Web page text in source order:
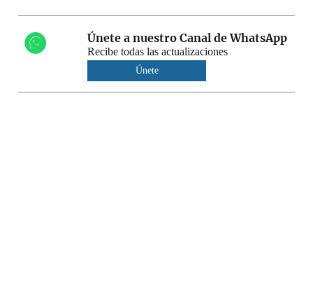
Únete a nuestro Canal de WhatsApp
Recibe todas las actualizaciones
Únete